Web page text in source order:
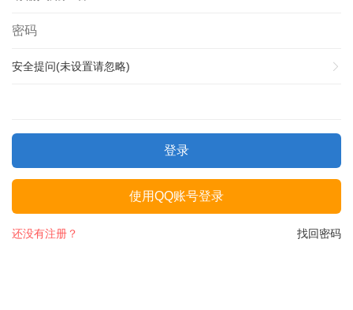
安全提问(未设置请忽略)
登录
使用QQ账号登录
找回密码
还没有注册？